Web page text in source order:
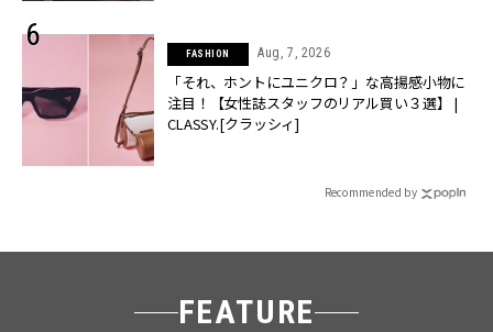
FASHION Aug, 7, 2026
「それ、ホントにユニクロ？」な高揚感小物に
注目！【女性誌スタッフのリアル買い３選】 |
CLASSY.[クラッシィ]
Recommended by
FEATURE